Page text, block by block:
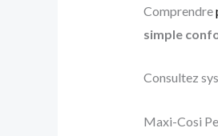
Comprendre
simple
Consultez
Maxi-Cosi